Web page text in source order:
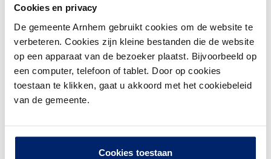
Cookies en privacy
De gemeente Arnhem gebruikt cookies om de website te
verbeteren. Cookies zijn kleine bestanden die de website
op een apparaat van de bezoeker plaatst. Bijvoorbeeld op
een computer, telefoon of tablet. Door op cookies
toestaan te klikken, gaat u akkoord met het cookiebeleid
van de gemeente.
Cookies toestaan
Slag om Arnhem
In september herdenken we elk jaar de Slag om
Arnhem.
Lees meer over Herdenkingen en evenementen
Uitagenda Arnhem